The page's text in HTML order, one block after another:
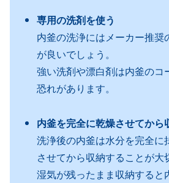
専用の洗剤を使う
内釜の洗浄にはメーカー推奨
が良いでしょう。
強い洗剤や漂白剤は内釜のコ
恐れがあります。
内釜を完全に乾燥させてから
洗浄後の内釜は水分を完全に
させてから収納することが大
湿気が残ったまま収納すると